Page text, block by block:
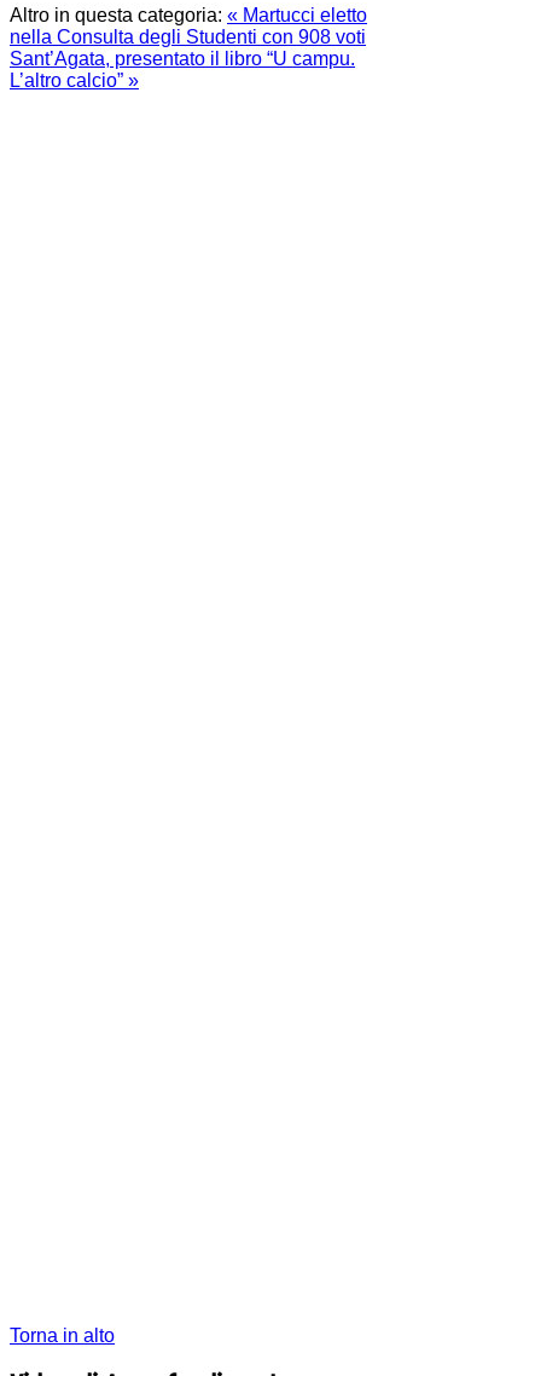
Altro in questa categoria: « Martucci eletto
nella Consulta degli Studenti con 908 voti
Sant’Agata, presentato il libro “U campu.
L’altro calcio” »
Torna in alto